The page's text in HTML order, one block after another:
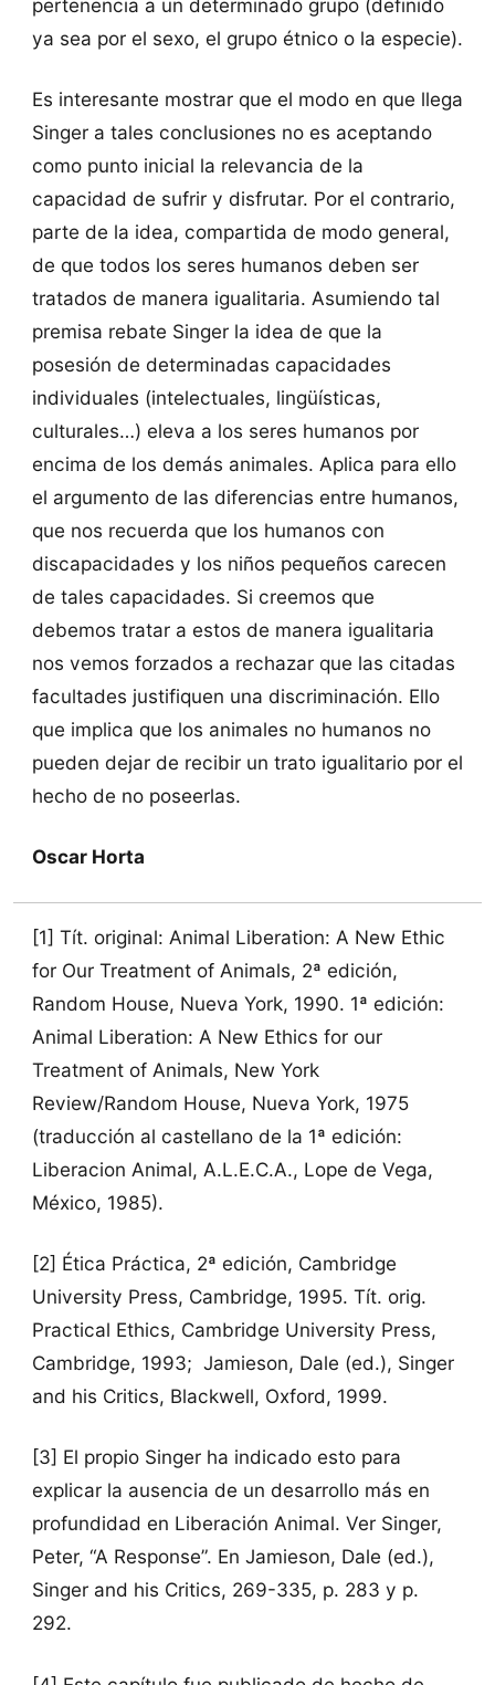
pertenencia a un determinado grupo (definido
ya sea por el sexo, el grupo étnico o la especie).
Es interesante mostrar que el modo en que llega
Singer a tales conclusiones no es aceptando
como punto inicial la relevancia de la
capacidad de sufrir y disfrutar. Por el contrario,
parte de la idea, compartida de modo general,
de que todos los seres humanos deben ser
tratados de manera igualitaria. Asumiendo tal
premisa rebate Singer la idea de que la
posesión de determinadas capacidades
individuales (intelectuales, lingüísticas,
culturales…) eleva a los seres humanos por
encima de los demás animales. Aplica para ello
el argumento de las diferencias entre humanos,
que nos recuerda que los humanos con
discapacidades y los niños pequeños carecen
de tales capacidades. Si creemos que
debemos tratar a estos de manera igualitaria
nos vemos forzados a rechazar que las citadas
facultades justifiquen una discriminación. Ello
que implica que los animales no humanos no
pueden dejar de recibir un trato igualitario por el
hecho de no poseerlas.
Oscar Horta
[1] Tít. original: Animal Liberation: A New Ethic
for Our Treatment of Animals, 2ª edición,
Random House, Nueva York, 1990. 1ª edición:
Animal Liberation: A New Ethics for our
Treatment of Animals, New York
Review/Random House, Nueva York, 1975
(traducción al castellano de la 1ª edición:
Liberacion Animal, A.L.E.C.A., Lope de Vega,
México, 1985).
[2] Ética Práctica, 2ª edición, Cambridge
University Press, Cambridge, 1995. Tít. orig.
Practical Ethics, Cambridge University Press,
Cambridge, 1993; Jamieson, Dale (ed.), Singer
and his Critics, Blackwell, Oxford, 1999.
[3] El propio Singer ha indicado esto para
explicar la ausencia de un desarrollo más en
profundidad en Liberación Animal. Ver Singer,
Peter, “A Response”. En Jamieson, Dale (ed.),
Singer and his Critics, 269-335, p. 283 y p.
292.